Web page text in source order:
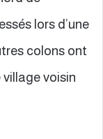
lors d’une
colons ont
voisin